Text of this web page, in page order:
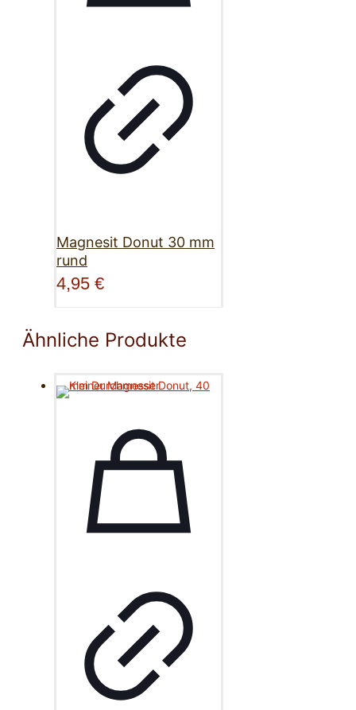
Magnesit Donut 30 mm
rund
4,95 €
Ähnliche Produkte